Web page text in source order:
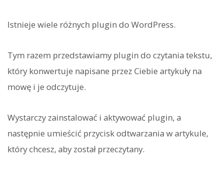
Istnieje wiele różnych plugin do WordPress.
Tym razem przedstawiamy plugin do czytania tekstu,
który konwertuje napisane przez Ciebie artykuły na
mowę i je odczytuje.
Wystarczy zainstalować i aktywować plugin, a
następnie umieścić przycisk odtwarzania w artykule,
który chcesz, aby został przeczytany.